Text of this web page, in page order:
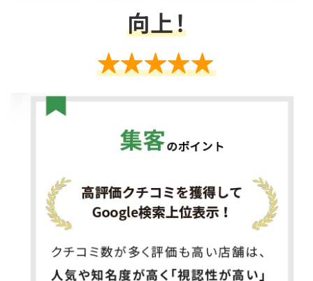
向上！
★★★★★